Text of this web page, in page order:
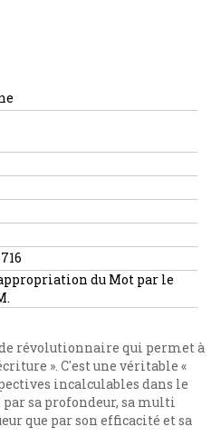
du Mot par le
révolutionnaire qui permet à
». C'est une véritable «
incalculables dans le
sa profondeur, sa multi
que par son efficacité et sa